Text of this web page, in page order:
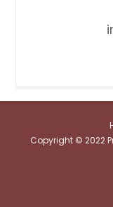
Copyright © 2022